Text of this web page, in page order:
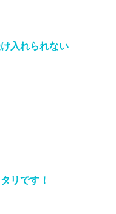
入れられない
リです！